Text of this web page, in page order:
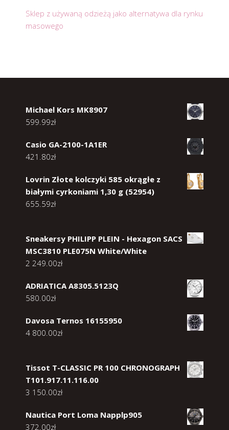
Sklep z używaną odzieżą jako alternatywa dla rynku
masowego
Michael Kors MK8907
599.99zł
Casio GA-2100-1A1ER
421.80zł
Lovrin Złote kolczyki 585 okrągłe z
białymi cyrkoniami 1,30 g (52954)
655.59zł
Sneakersy PHILIPP PLEIN - Hexagon SACS
MSC3810 PLE075N White/White
2 249.00zł
ADRIATICA A8305.5123Q
580.00zł
Davosa Ternos 16155950
4 800.00zł
Tissot T-CLASSIC PR 100 CHRONOGRAPH
T101.917.11.116.00
3 150.00zł
Nautica Port Loma Napplp905
372.00zł